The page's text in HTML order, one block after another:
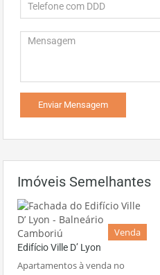
Imóveis Semelhantes
Venda
Edifício Ville D’ Lyon
Apartamentos à venda no